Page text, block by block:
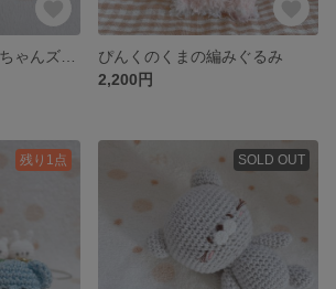
ぴんくのくまの編みぐるみ
2,200円
残り1点 SOLD OUT